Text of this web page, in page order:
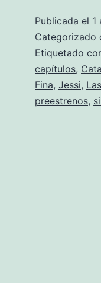
Publicada el 1
Categorizado
Etiquetado
capítulos,
Fina, Jessi,
preestrenos,